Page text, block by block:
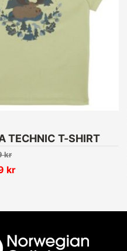
TECHNIC T-SHIRT
kr
kr